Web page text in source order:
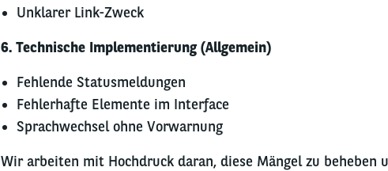
Unklarer Link-Zweck
6. Technische Implementierung (Allgemein)
Fehlende Statusmeldungen
Fehlerhafte Elemente im Interface
Sprachwechsel ohne Vorwarnung
Wir arbeiten mit Hochdruck daran, diese Mängel zu beheben